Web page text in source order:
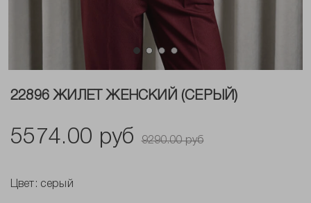
22896 ЖИЛЕТ ЖЕНСКИЙ (СЕРЫЙ)
5574.00 руб 9290.00 руб
Цвет: серый